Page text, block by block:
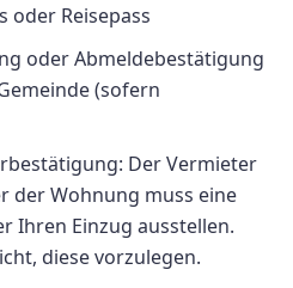
oder Reisepass
oder Abmeldebestätigung
(sofern
Der Vermieter
der Wohnung muss eine
Ihren Einzug ausstellen.
diese vorzulegen.